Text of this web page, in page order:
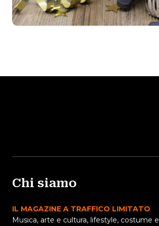
Chi siamo
IL MAGAZINE A TRAFFICO LIMITATO
Musica, arte e cultura, lifestyle, costume e